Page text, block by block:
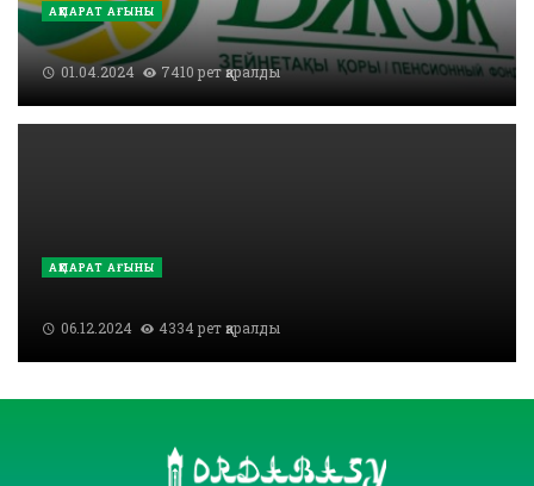
АҚПАРАТ АҒЫНЫ
01.04.2024 7410 рет қаралды
АҚПАРАТ АҒЫНЫ
06.12.2024 4334 рет қаралды